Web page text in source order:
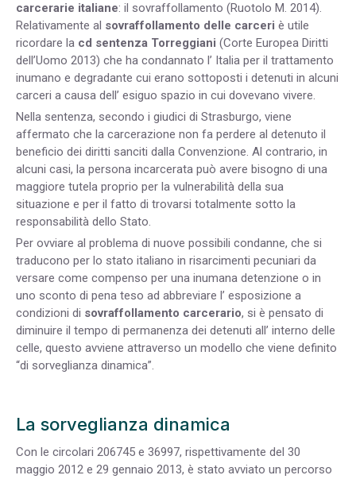
carcerarie italiane: il sovraffollamento (Ruotolo M. 2014).
Relativamente al sovraffollamento delle carceri è utile
ricordare la cd sentenza Torreggiani (Corte Europea Diritti
dell’Uomo 2013) che ha condannato l’ Italia per il trattamento
inumano e degradante cui erano sottoposti i detenuti in alcuni
carceri a causa dell’ esiguo spazio in cui dovevano vivere.
Nella sentenza, secondo i giudici di Strasburgo, viene
affermato che la carcerazione non fa perdere al detenuto il
beneficio dei diritti sanciti dalla Convenzione. Al contrario, in
alcuni casi, la persona incarcerata può avere bisogno di una
maggiore tutela proprio per la vulnerabilità della sua
situazione e per il fatto di trovarsi totalmente sotto la
responsabilità dello Stato.
Per ovviare al problema di nuove possibili condanne, che si
traducono per lo stato italiano in risarcimenti pecuniari da
versare come compenso per una inumana detenzione o in
uno sconto di pena teso ad abbreviare l’ esposizione a
condizioni di sovraffollamento carcerario, si è pensato di
diminuire il tempo di permanenza dei detenuti all’ interno delle
celle, questo avviene attraverso un modello che viene definito
“di sorveglianza dinamica”.
La sorveglianza dinamica
Con le circolari 206745 e 36997, rispettivamente del 30
maggio 2012 e 29 gennaio 2013, è stato avviato un percorso